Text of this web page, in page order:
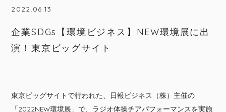
2022.06.13
企業SDGs【環境ビジネス】NEW環境展に出
演！東京ビッグサイト
東京ビッグサイトで行われた、日報ビジネス（株）主催の
「2022NEW環境展」で、ラジオ体操チアパフォーマンスを実施